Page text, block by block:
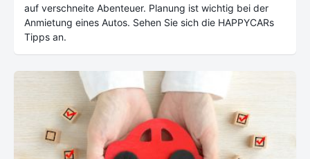
auf verschneite Abenteuer. Planung ist wichtig bei der
Anmietung eines Autos. Sehen Sie sich die HAPPYCARs
Tipps an.